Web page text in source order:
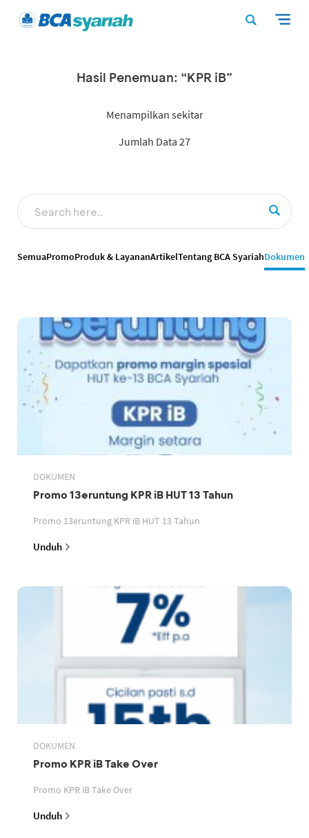
Hasil Penemuan: “KPR iB”
Menampilkan sekitar
Jumlah Data 27
SemuaPromoProduk & LayananArtikelTentang BCA SyariahDokumen
DOKUMEN
Promo 13eruntung KPR iB HUT 13 Tahun
Promo 13eruntung KPR iB HUT 13 Tahun
Unduh
DOKUMEN
Promo KPR iB Take Over
Promo KPR iB Take Over
Unduh